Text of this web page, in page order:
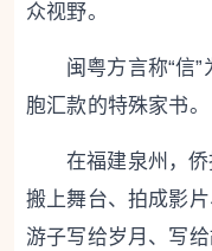
众视野。
闽粤方言称“信
胞汇款的特殊家书。
在福建泉州，
搬上舞台、拍成影
游子写给岁月、写